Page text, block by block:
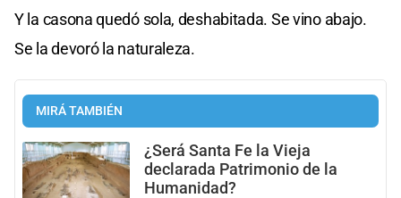
Y la casona quedó sola, deshabitada. Se vino abajo.
Se la devoró la naturaleza.
MIRÁ TAMBIÉN
¿Será Santa Fe la Vieja
declarada Patrimonio de la
Humanidad?